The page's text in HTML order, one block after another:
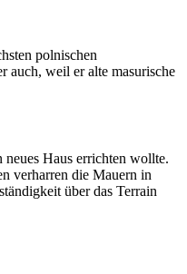
polnischen
auch, weil er alte masurische
Haus errichten wollte.
verharren die Mauern in
über das Terrain